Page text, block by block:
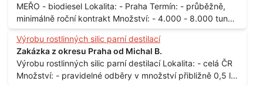
MEŘO - biodiesel Lokalita: - Praha Termín: - průběžně,
minimálně roční kontrakt Množství: - 4.000 - 8.000 tun
měsíčně
Výrobu rostlinných silic parní destilací
Zakázka z okresu Praha od Michal B.
Výrobu rostlinných silic parní destilací Lokalita: - celá ČR
Množství: - pravidelné odběry v množství přibližně 0,5 l